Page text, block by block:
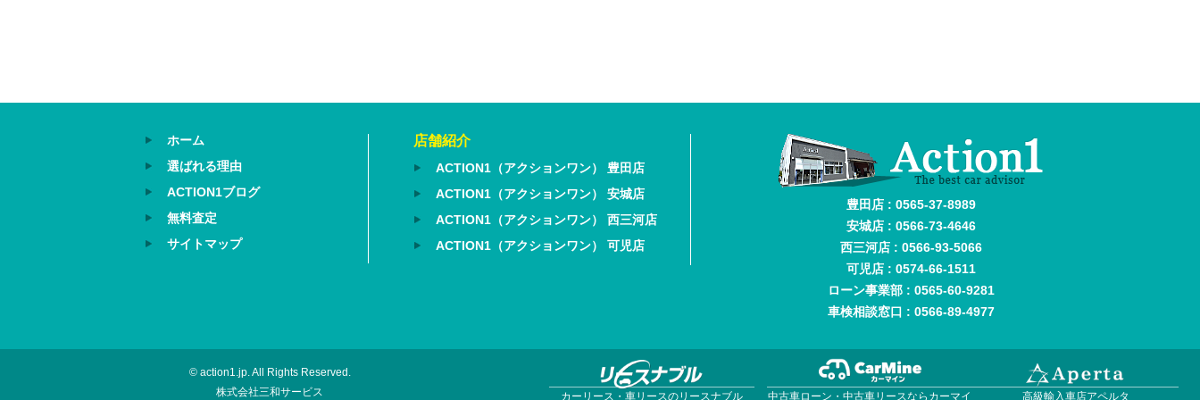
ホーム
選ばれる理由
ACTION1ブログ
無料査定
サイトマップ
店舗紹介
ACTION1（アクションワン） 豊田店
ACTION1（アクションワン） 安城店
ACTION1（アクションワン） 西三河店
ACTION1（アクションワン） 可児店
豊田店 : 0565-37-8989
安城店 : 0566-73-4646
西三河店 : 0566-93-5066
可児店 : 0574-66-1511
ローン事業部 : 0565-60-9281
車検相談窓口 : 0566-89-4977
© action1.jp. All Rights Reserved.
株式会社三和サービス
カーリース・車リースのリースナブル 中古車ローン・中古車リースならカーマイ 高級輸入車店アペルタ